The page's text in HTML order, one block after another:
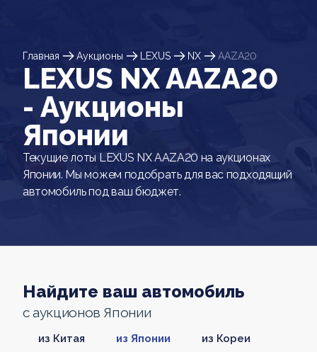
Главная Аукционы LEXUS NX AAZA20
LEXUS NX AAZA20
- Аукционы
Японии
Текущие лоты LEXUS NX AAZA20 на аукционах
Японии. Мы можем подобрать для вас подходящий
автомобиль под ваш бюджет.
Найдите ваш автомобиль
с аукционов Японии
из Китая из Японии из Кореи